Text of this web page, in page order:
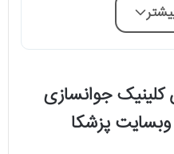
کلینیک جوانسازی
پزشکا